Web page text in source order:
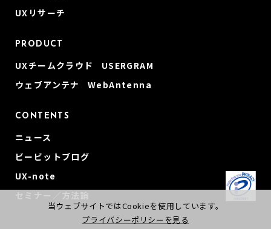
UXリサーチ
PRODUCT
UXチームクラウド USERGRAM
ウェブアンテナ WebAntenna
CONTENTS
ニュース
ビービットブログ
UX-note
セミナー／方法論
当ウェブサイトではCookieを使用しています。
プライバシーポリシーを見る